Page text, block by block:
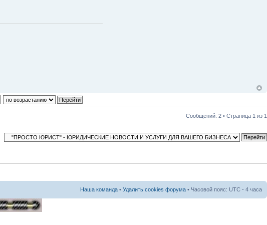
Сообщений: 2 • Страница 1 из 1
Наша команда • Удалить cookies форума • Часовой пояс: UTC - 4 часа